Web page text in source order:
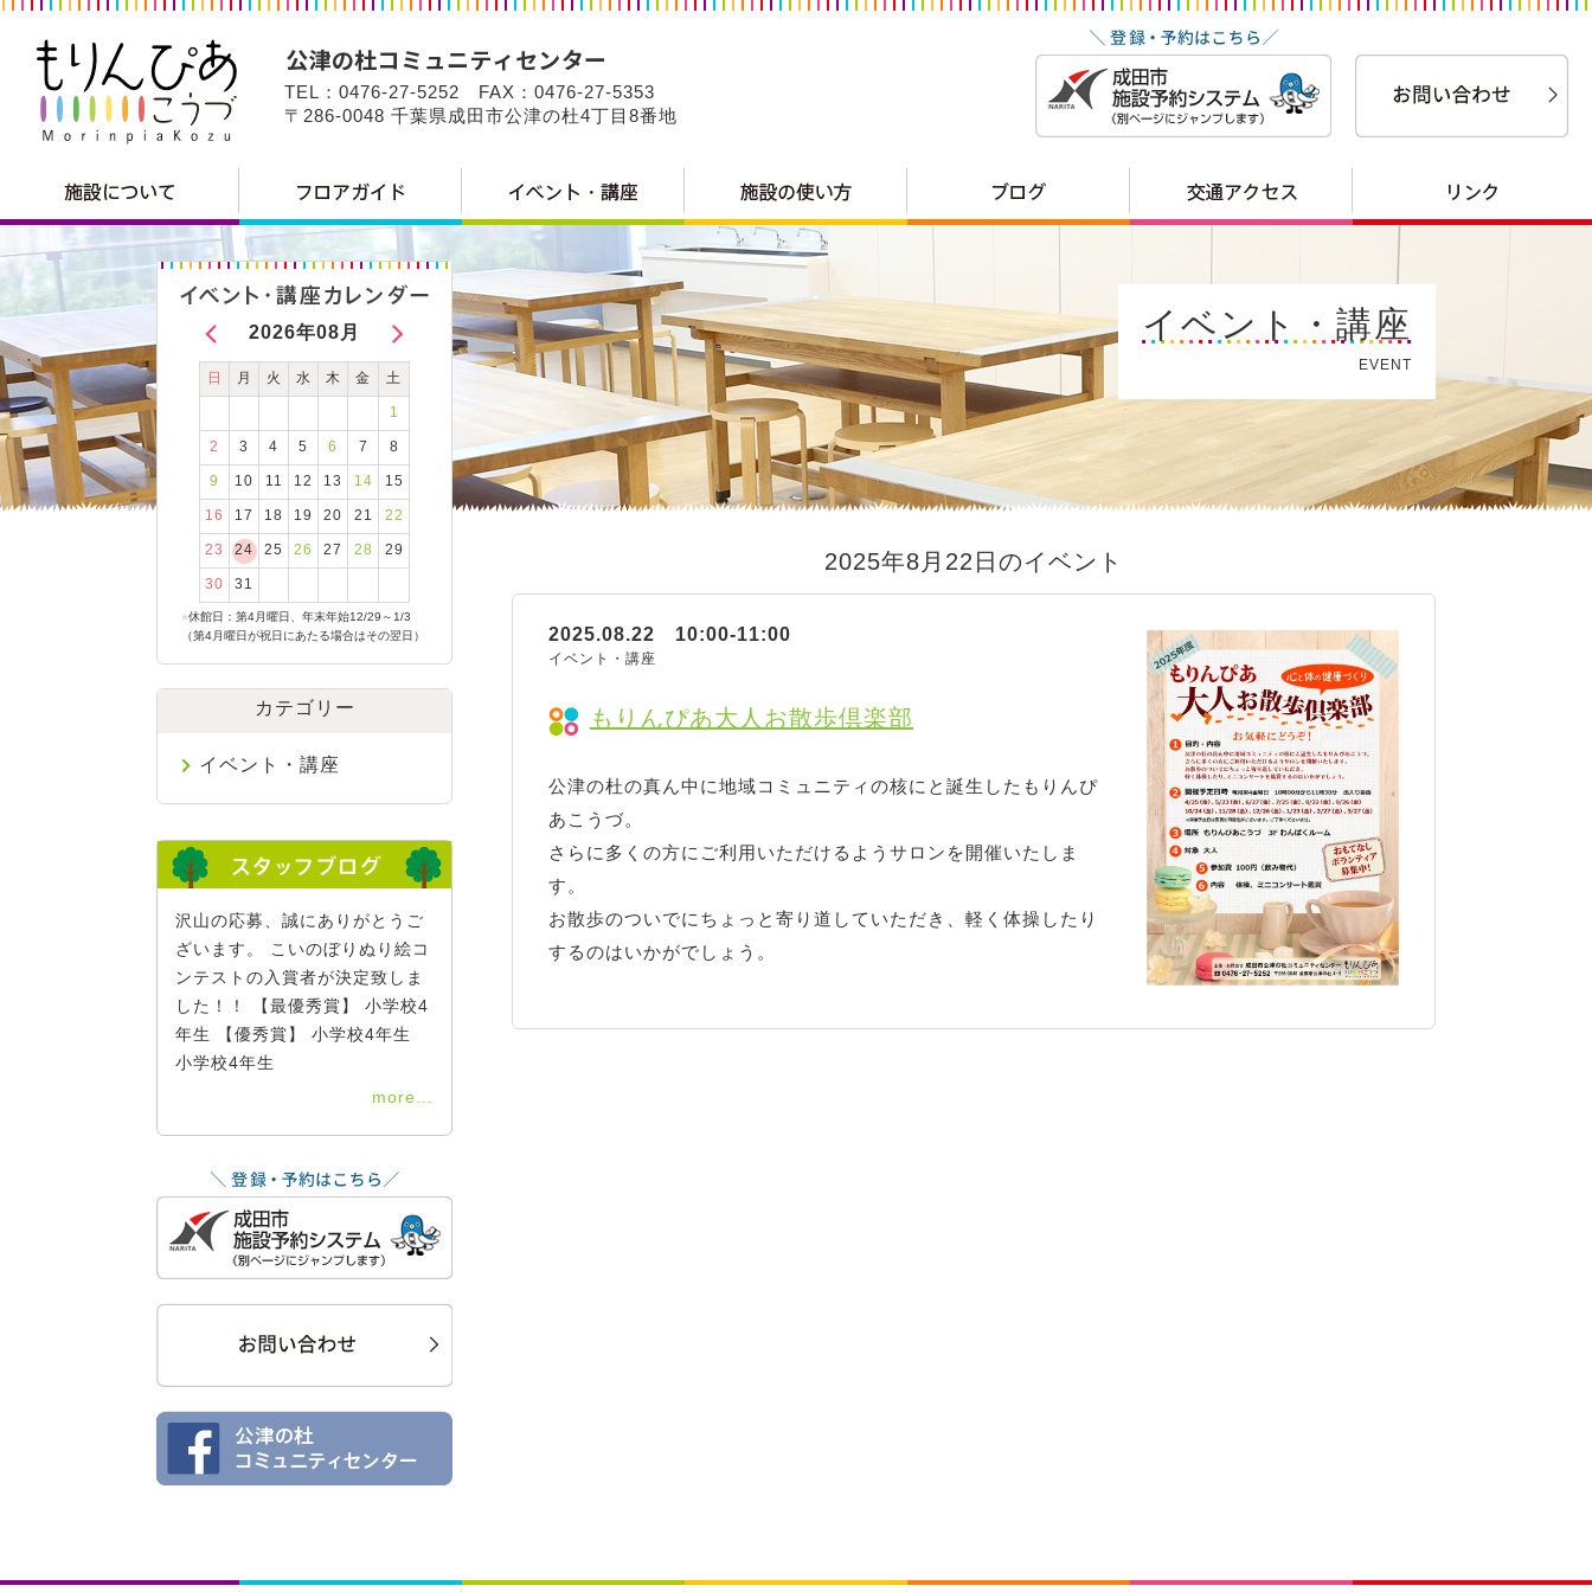
TEL：0476-27-5252 FAX：0476-27-5353
〒286-0048 千葉県成田市公津の杜4丁目8番地
イベント・講座
EVENT
2025年8月22日のイベント
もりんぴあ大人お散歩倶楽部
2025.08.22 10:00-11:00
イベント・講座
公津の杜の真ん中に地域コミュニティの核にと誕生したもりんぴ
あこうづ。
さらに多くの方にご利用いただけるようサロンを開催いたしま
す。
お散歩のついでにちょっと寄り道していただき、軽く体操したり
するのはいかがでしょう。
2026年08月
日 月 火 水 木 金 土
1
2 3 4 5 6 7 8
9 10 11 12 13 14 15
16 17 18 19 20 21 22
23 24 25 26 27 28 29
30 31
●休館日：第4月曜日、年末年始12/29～1/3
（第4月曜日が祝日にあたる場合はその翌日）
カテゴリー
イベント・講座
沢山の応募、誠にありがとうご
ざいます。 こいのぼりぬり絵コ
ンテストの入賞者が決定致しま
した！！ 【最優秀賞】 小学校4
年生 【優秀賞】 小学校4年生
小学校4年生
more...